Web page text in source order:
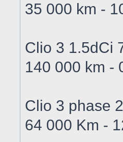
35 000 km -
Clio 3 1.5dCi
140 000 km -
Clio 3 phase
64 000 Km -